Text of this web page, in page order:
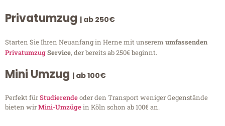
Privatumzug | ab 250€
Starten Sie Ihren Neuanfang in Herne mit unserem umfassenden
PrivatumzugService, der bereits ab 250€ beginnt.
Mini Umzug | ab 100€
Perfekt fürStudierendeoder den Transport weniger Gegenstände
bieten wirMini-Umzügein Köln schon ab 100€ an.